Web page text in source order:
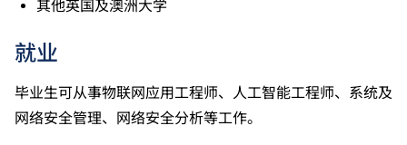
其他英国及澳洲大学
就业
毕业生可从事物联网应用工程师、人工智能工程师、系统及
网络安全管理、网络安全分析等工作。